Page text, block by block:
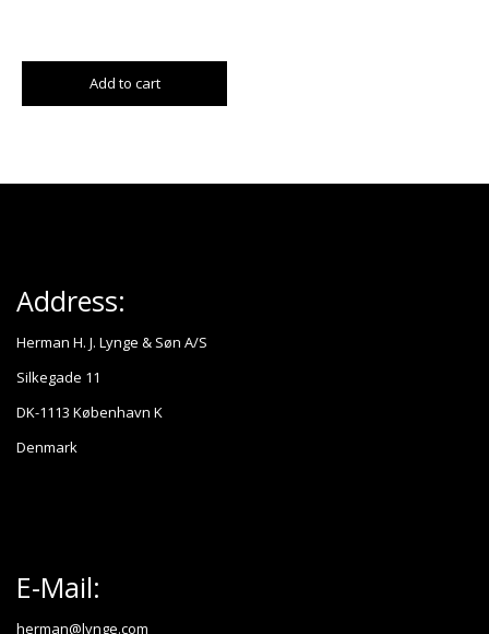
Add to cart
Address:
Herman H. J. Lynge & Søn A/S
Silkegade 11
DK-1113 København K
Denmark
E-Mail:
herman@lynge.com